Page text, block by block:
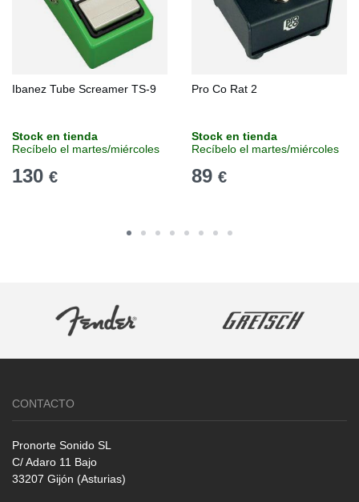
Ibanez Tube Screamer TS-9
Stock en tienda
Recíbelo el martes/miércoles
130 €
Pro Co Rat 2
Stock en tienda
Recíbelo el martes/miércoles
89 €
CONTACTO
Pronorte Sonido SL
C/ Adaro 11 Bajo
33207 Gijón (Asturias)